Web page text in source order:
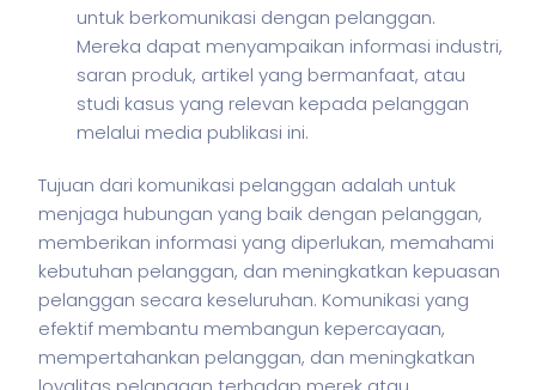
untuk berkomunikasi dengan pelanggan.
Mereka dapat menyampaikan informasi industri,
saran produk, artikel yang bermanfaat, atau
studi kasus yang relevan kepada pelanggan
melalui media publikasi ini.
Tujuan dari komunikasi pelanggan adalah untuk
menjaga hubungan yang baik dengan pelanggan,
memberikan informasi yang diperlukan, memahami
kebutuhan pelanggan, dan meningkatkan kepuasan
pelanggan secara keseluruhan. Komunikasi yang
efektif membantu membangun kepercayaan,
mempertahankan pelanggan, dan meningkatkan